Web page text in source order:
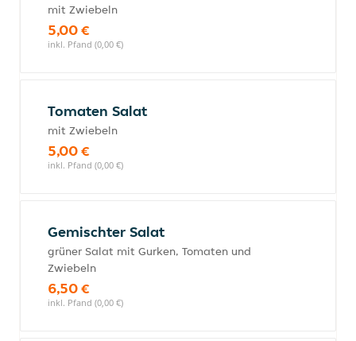
mit Zwiebeln
5,00 €
inkl. Pfand (0,00 €)
Tomaten Salat
mit Zwiebeln
5,00 €
inkl. Pfand (0,00 €)
Gemischter Salat
grüner Salat mit Gurken, Tomaten und
Zwiebeln
6,50 €
inkl. Pfand (0,00 €)